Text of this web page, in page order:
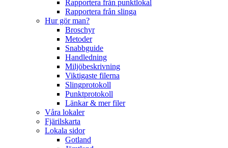
Rapportera från punktlokal
Rapportera från slinga
Hur gör man?
Broschyr
Metoder
Snabbguide
Handledning
Miljöbeskrivning
Viktigaste filerna
Slingprotokoll
Punktprotokoll
Länkar & mer filer
Våra lokaler
Fjärilskarta
Lokala sidor
Gotland